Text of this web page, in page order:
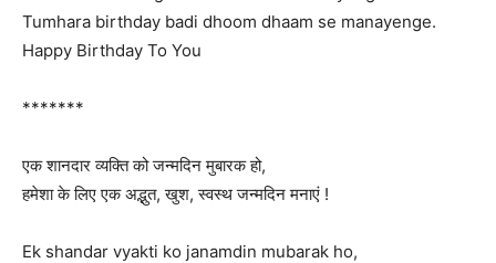
Tumhara birthday badi dhoom dhaam se manayenge.
Happy Birthday To You
*******
एक शानदार व्यक्ति को जन्मदिन मुबारक हो,
हमेशा के लिए एक अद्भुत, खुश, स्वस्थ जन्मदिन मनाएं !
Ek shandar vyakti ko janamdin mubarak ho,